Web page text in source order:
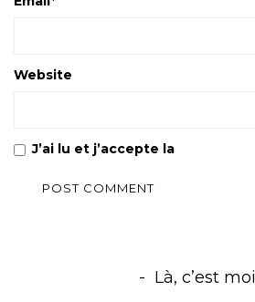
Website
J’ai lu et j’accepte la
Là, c’est moi